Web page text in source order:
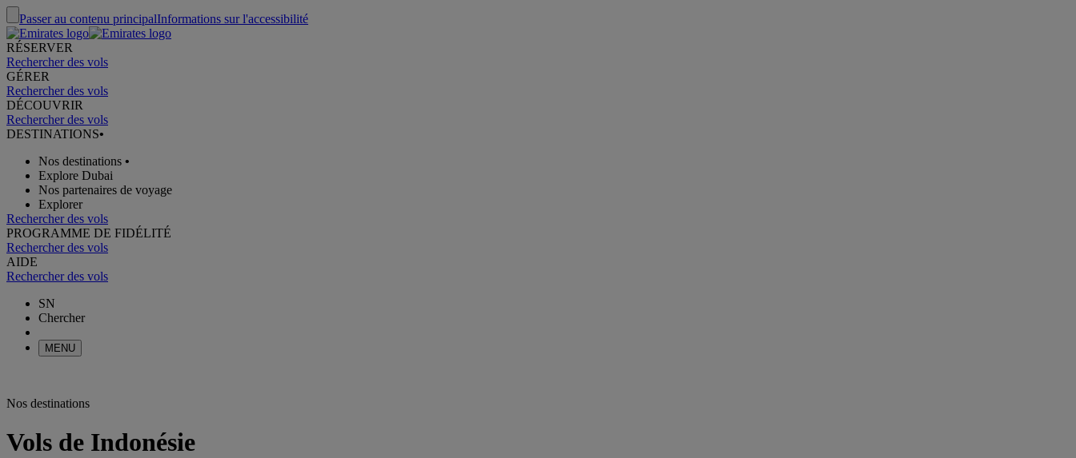
Passer au contenu principalInformations sur l'accessibilité
RÉSERVER
Rechercher des vols
GÉRER
Rechercher des vols
DÉCOUVRIR
Rechercher des vols
DESTINATIONS•
Nos destinations •
Explore Dubai
Nos partenaires de voyage
Explorer
Rechercher des vols
PROGRAMME DE FIDÉLITÉ
Rechercher des vols
AIDE
Rechercher des vols
SN
Chercher
MENU
Nos destinations
Vols de Indonésie